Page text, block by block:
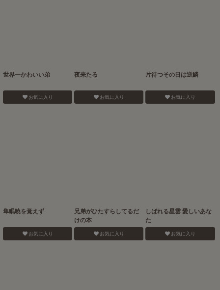
世界一かわいい弟
お気に入り
夜来たる
お気に入り
片待つその日は逆鱗
お気に入り
隼眠暁を覚えず
お気に入り
兄弟がひたすらしてるだ
けの本
お気に入り
しばれる星雲 愛しいあな
た
お気に入り